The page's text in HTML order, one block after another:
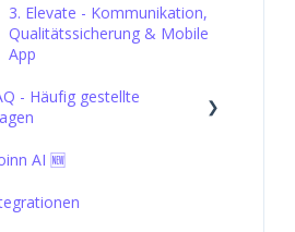
3. Elevate - Kommunikation,
Qualitätssicherung & Mobile
App
- Häufig gestellte
1. Verbinden - Integrationen,
AI 🆕